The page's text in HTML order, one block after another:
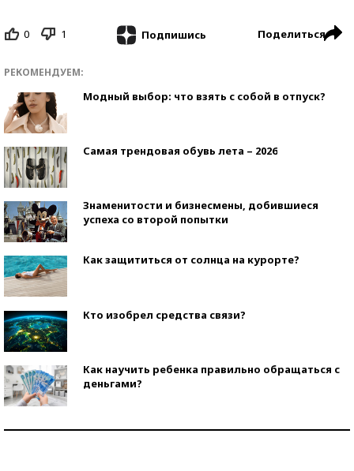
0 1 Подпишись Поделиться
РЕКОМЕНДУЕМ:
Модный выбор: что взять с собой в отпуск?
Самая трендовая обувь лета – 2026
Знаменитости и бизнесмены, добившиеся
успеха со второй попытки
Как защититься от солнца на курорте?
Кто изобрел средства связи?
Как научить ребенка правильно обращаться с
деньгами?